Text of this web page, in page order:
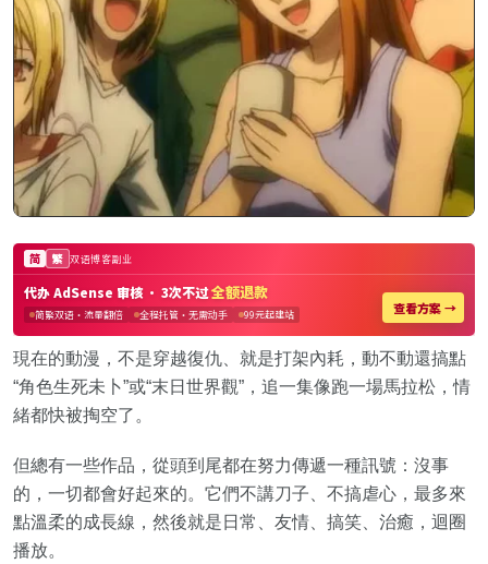
現在的動漫，不是穿越復仇、就是打架內耗，動不動還搞點
“角色生死未卜”或“末日世界觀”，追一集像跑一場馬拉松，情
緒都快被掏空了。
但總有一些作品，從頭到尾都在努力傳遞一種訊號：沒事
的，一切都會好起來的。它們不講刀子、不搞虐心，最多來
點溫柔的成長線，然後就是日常、友情、搞笑、治癒，迴圈
播放。